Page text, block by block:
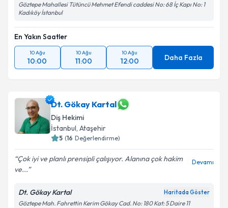
Göztepe Mahallesi Tütüncü Mehmet Efendi caddesi No: 68 İç Kapı No: 1
Kadıköy İstanbul
En Yakın Saatler
10 Ağu
10:00
10 Ağu
11:00
10 Ağu
12:00 Daha Fazla
Dt. Gökay Kartal
Diş Hekimi
İstanbul, Ataşehir
5 (16 Değerlendirme)
Çok iyi ve planlı prensipli çalışıyor. Alanına çok hakim
ve...
Devamı
Dt. Gökay Kartal Haritada Göster
Göztepe Mah. Fahrettin Kerim Gökay Cad. No: 180 Kat: 5 Daire 11